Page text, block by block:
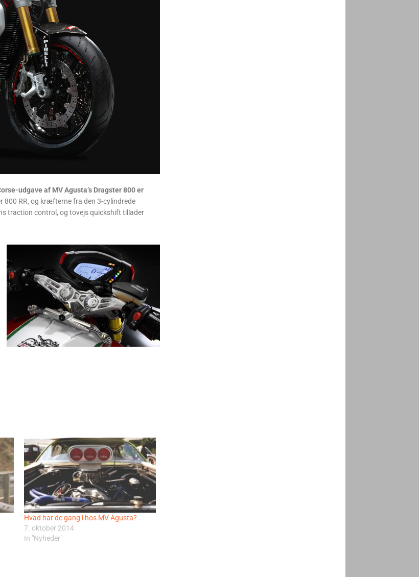
udgave af MV Agusta’s Dragster 800 er
800 RR, og kræfterne fra den 3-cylindrede
traction control, og tovejs quickshift tillader
Hvad har de gang i hos MV Agusta?
7. oktober 2014
In "Nyheder"